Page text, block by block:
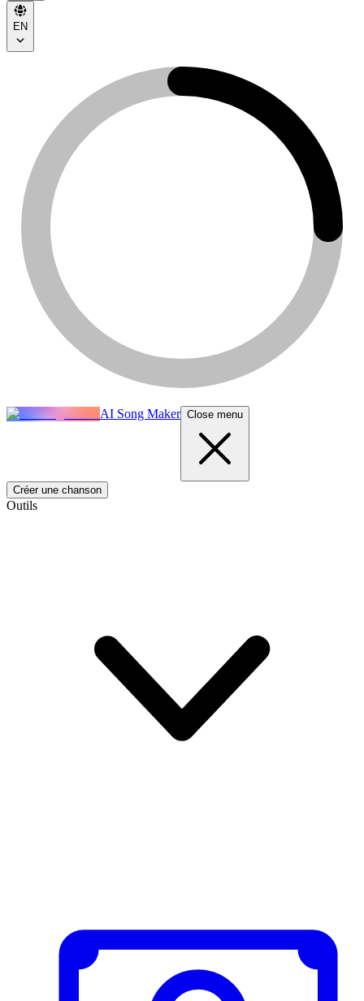
EN
AI Song Maker Close menu
Créer une chanson
Outils